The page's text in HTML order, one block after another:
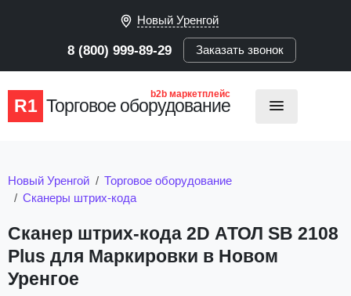
Новый Уренгой
8 (800) 999-89-29 Заказать звонок
R1 Торговое оборудование
b2b маркетплейс
Новый Уренгой
Торговое оборудование
Сканеры штрих-кода
Сканер штрих-кода 2D АТОЛ SB 2108
Plus для Маркировки в Новом
Уренгое